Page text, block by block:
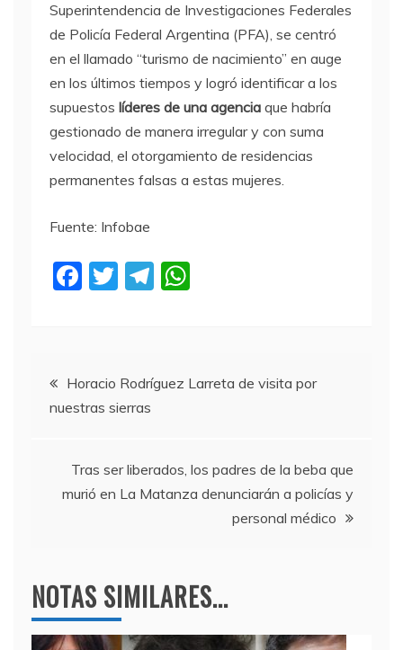
Superintendencia de Investigaciones Federales
de Policía Federal Argentina (PFA), se centró
en el llamado “turismo de nacimiento” en auge
en los últimos tiempos y logró identificar a los
supuestos líderes de una agencia que habría
gestionado de manera irregular y con suma
velocidad, el otorgamiento de residencias
permanentes falsas a estas mujeres.
Fuente: Infobae
F
b
o
k
T
T
a A
Navegación
de
entradas
Horacio Rodríguez Larreta de visita por
nuestras sierras
Tras ser liberados, los padres de la beba que
murió en La Matanza denunciarán a policías y
personal médico
NOTAS SIMILARES...